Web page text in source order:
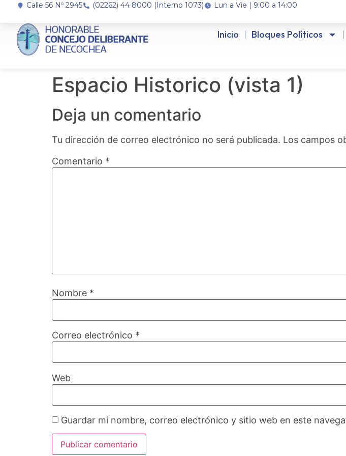
Calle 56 Nº 2945 (02262) 44 8000 (Interno 1073) Lun a Vie | 9:00 a 14:00
Inicio Bloques Políticos
Espacio Historico (vista 1)
Deja un comentario
Tu dirección de correo electrónico no será publicada. Los campos
Comentario *
Nombre *
Correo electrónico *
Web
Guardar mi nombre, correo electrónico y sitio web en este